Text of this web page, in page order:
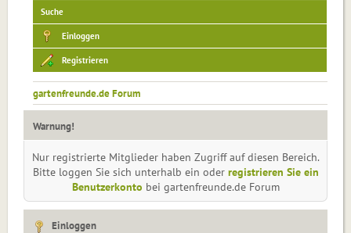
Suche
Einloggen
Registrieren
gartenfreunde.de Forum
Warnung!
Nur registrierte Mitglieder haben Zugriff auf diesen Bereich.
Bitte loggen Sie sich unterhalb ein oder registrieren Sie ein
Benutzerkonto bei gartenfreunde.de Forum
Einloggen